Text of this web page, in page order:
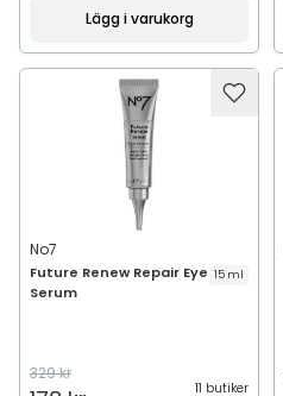
Lägg i varukorg
No7
Future Renew Repair Eye
Serum
15 ml
329 kr
11 butiker